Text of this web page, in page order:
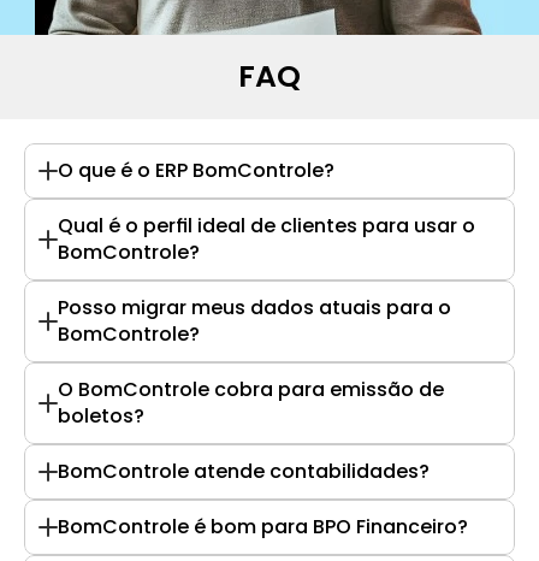
FAQ
O que é o ERP BomControle?
Qual é o perfil ideal de clientes para usar o
BomControle?
Posso migrar meus dados atuais para o
BomControle?
O BomControle cobra para emissão de
boletos?
BomControle atende contabilidades?
BomControle é bom para BPO Financeiro?